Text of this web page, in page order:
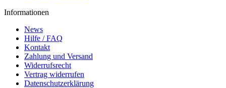
Informationen
News
Hilfe / FAQ
Kontakt
Zahlung und Versand
Widerrufsrecht
Vertrag widerrufen
Datenschutzerklärung